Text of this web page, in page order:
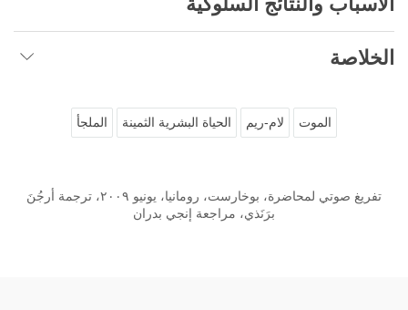
الخلاصة
الموت لام-ريم الحياة البشرية الثمينة الملجأ
تفريغ صوتي لمحاضرة، بوخارست، رومانيا، يونيو ٢٠٠٩، ترجمة أرجُنَ
برَنَذي، مراجعة إنجي بدران